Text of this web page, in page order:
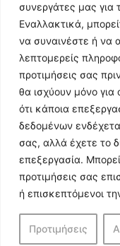
συνεργάτες μας για
Εναλλακτικά,
να συναινέστε ή να
λεπτομερείς
προτιμήσεις σας
θα ισχύουν μόνο
ότι κάποια
δεδομένων
σας, αλλά έχετε το
επεξεργασία.
προτιμήσεις σας
ή επισκεπτόμενοι
Προτιμήσεις
©
Η ιστοσελίδα
ηλεκτρονικό Μητρώο
και Ενημέρωσης